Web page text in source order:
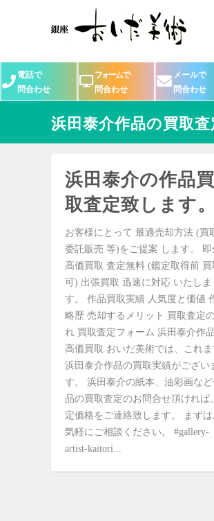
電話で
問合わせ
フォームで
問合わせ
メールで
問合わせ
浜田泰介作品の買取査
浜田泰介の作品買
取査定致します。
お客様にとって 最適売却方法 (買
委託販売 等)をご提案 します。 即
高価買取 査定無料 (鑑定取得前 買
可) 出張買取 迅速に対応 いたしま
す。 作品買取実績 人気度と価値
略歴 売却するメリット 買取査定
れ 買取査定フォーム 浜田泰介作
高価買取 おいだ美術では、これ
浜田泰介作品の買取実績がござい
す。 浜田泰介の紙本、油彩画な
品の買取査定のお問合せ頂ければ
定価格をご連絡致します。 まずは
気軽にご相談ください。 #gallery-
artist-kaitori...